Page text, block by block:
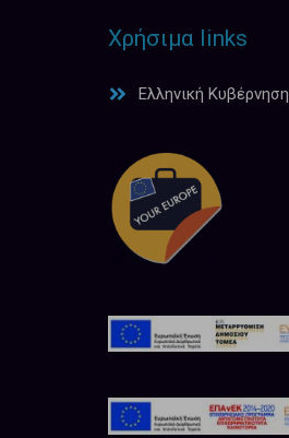
Χρήσιμα links
Ελληνική Κυβέρνηση